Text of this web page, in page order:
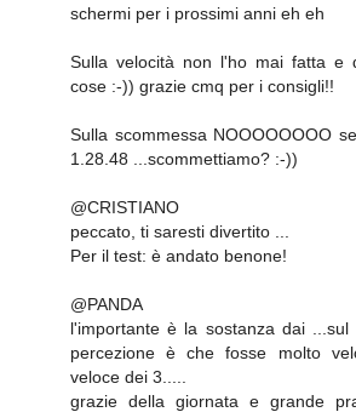
schermi per i prossimi anni eh eh
Sulla velocità non l'ho mai fatta e
cose :-)) grazie cmq per i consigli!!
Sulla scommessa NOOOOOOOO
1.28.48 ...scommettiamo? :-))
@CRISTIANO
peccato, ti saresti divertito ...
Per il test: è andato benone!
@PANDA
l'importante è la sostanza dai
percezione è che fosse molto
veloce dei 3.....
grazie della giornata e grande